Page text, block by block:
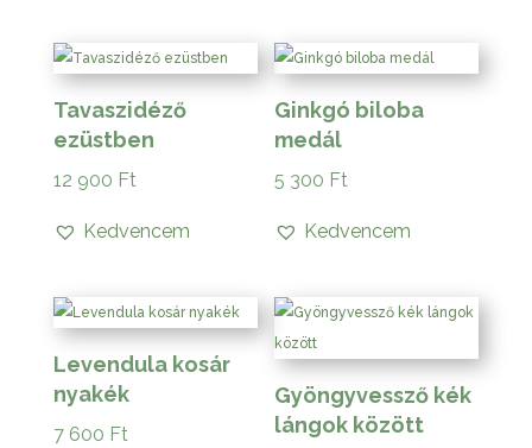
Tavaszidéző
ezüstben
12 900 Ft
Kedvencem
Ginkgó biloba
medál
5 300 Ft
Kedvencem
Levendula kosár
nyakék
7 600 Ft
Gyöngyvessző kék
lángok között